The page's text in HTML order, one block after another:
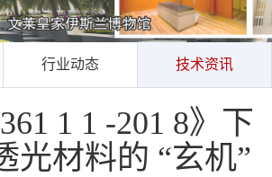
行业动态 技术资讯
1 1 -201 8》下
光材料的 “玄机”